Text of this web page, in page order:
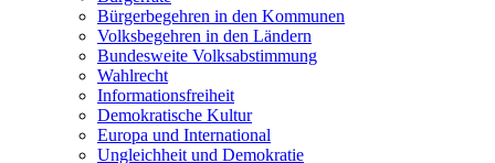
Bürgerbegehren in den Kommunen
Volksbegehren in den Ländern
Bundesweite Volksabstimmung
Wahlrecht
Informationsfreiheit
Demokratische Kultur
Europa und International
Ungleichheit und Demokratie